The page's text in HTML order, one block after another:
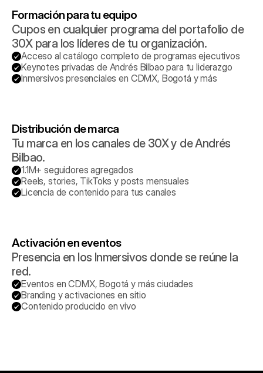
Formación para tu equipo
Cupos en cualquier programa del portafolio de
30X para los líderes de tu organización.
Acceso al catálogo completo de programas ejecutivos
Keynotes privadas de Andrés Bilbao para tu liderazgo
Inmersivos presenciales en CDMX, Bogotá y más
Distribución de marca
Tu marca en los canales de 30X y de Andrés
Bilbao.
1.1M+ seguidores agregados
Reels, stories, TikToks y posts mensuales
Licencia de contenido para tus canales
Activación en eventos
Presencia en los Inmersivos donde se reúne la
red.
Eventos en CDMX, Bogotá y más ciudades
Branding y activaciones en sitio
Contenido producido en vivo